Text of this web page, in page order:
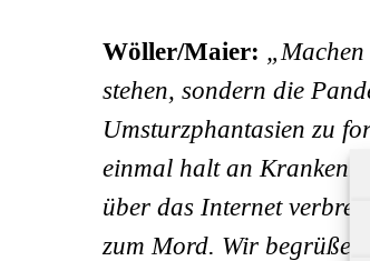
Wöller/Maier:
stehen, sondern die
Umsturzphantasien zu
einmal halt an
über das Internet
zum Mord. Wir begrüßen